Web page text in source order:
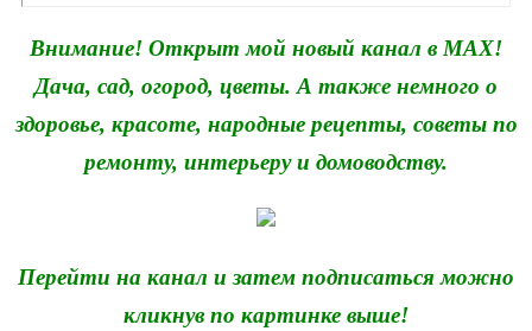
Внимание! Открыт мой новый канал в MAX!
Дача, сад, огород, цветы. А также немного о
здоровье, красоте, народные рецепты, советы по
ремонту, интерьеру и домоводству.
Перейти на канал и затем подписаться можно
кликнув по картинке выше!